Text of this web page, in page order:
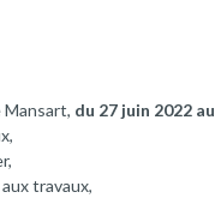
Mansart, du 27 juin 2022
travaux,